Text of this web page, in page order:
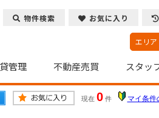
物件検索 お気に入り
エリ
管理 不動産売買 スタッ
現在 0 件 マイ条件